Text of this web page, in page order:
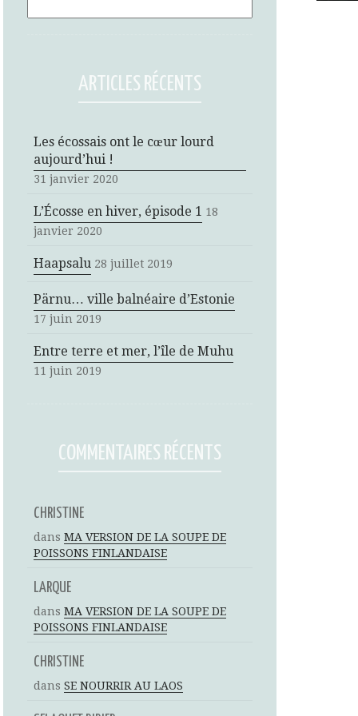
ARTICLES RÉCENTS
Les écossais ont le cœur lourd
aujourd’hui !
31 janvier 2020
L’Écosse en hiver, épisode 1 18
janvier 2020
Haapsalu 28 juillet 2019
Pärnu… ville balnéaire d’Estonie
17 juin 2019
Entre terre et mer, l’île de Muhu
11 juin 2019
COMMENTAIRES RÉCENTS
CHRISTINE
dans MA VERSION DE LA SOUPE DE
POISSONS FINLANDAISE
LARQUE
dans MA VERSION DE LA SOUPE DE
POISSONS FINLANDAISE
CHRISTINE
dans SE NOURRIR AU LAOS